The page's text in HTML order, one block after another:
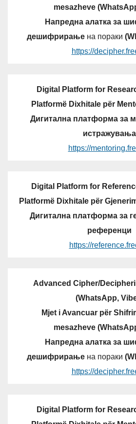
mesazheve
Напредна алатка за
дешифрирањена пораки
https://
Digital Platform for
Platformë Dixhitale për
Дигитална платформа за
истражувања
https://
Digital Platform for
Platformë Dixhitale për
Дигитална платформа за
референци
https://
Advanced Cipher/
(WhatsApp,
Mjet i Avancuar për
mesazheve
Напредна алатка за
дешифрирањена пораки
https://
Digital Platform for